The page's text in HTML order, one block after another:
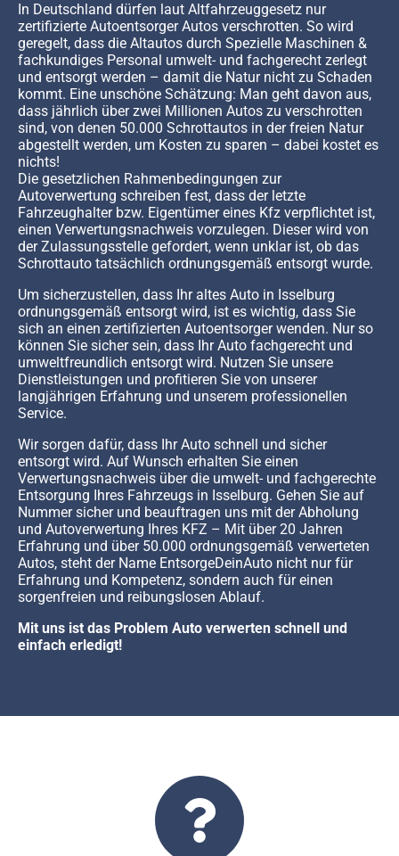
In Deutschland dürfen laut Altfahrzeuggesetz nur
zertifizierte Autoentsorger Autos verschrotten. So wird
geregelt, dass die Altautos durch Spezielle Maschinen &
fachkundiges Personal umwelt- und fachgerecht zerlegt
und entsorgt werden – damit die Natur nicht zu Schaden
kommt. Eine unschöne Schätzung: Man geht davon aus,
dass jährlich über zwei Millionen Autos zu verschrotten
sind, von denen 50.000 Schrottautos in der freien Natur
abgestellt werden, um Kosten zu sparen – dabei kostet es
nichts!
Die gesetzlichen Rahmenbedingungen zur
Autoverwertung schreiben fest, dass der letzte
Fahrzeughalter bzw. Eigentümer eines Kfz verpflichtet ist,
einen Verwertungsnachweis vorzulegen. Dieser wird von
der Zulassungsstelle gefordert, wenn unklar ist, ob das
Schrottauto tatsächlich ordnungsgemäß entsorgt wurde.
Um sicherzustellen, dass Ihr altes Auto in Isselburg
ordnungsgemäß entsorgt wird, ist es wichtig, dass Sie
sich an einen zertifizierten Autoentsorger wenden. Nur so
können Sie sicher sein, dass Ihr Auto fachgerecht und
umweltfreundlich entsorgt wird. Nutzen Sie unsere
Dienstleistungen und profitieren Sie von unserer
langjährigen Erfahrung und unserem professionellen
Service.
Wir sorgen dafür, dass Ihr Auto schnell und sicher
entsorgt wird. Auf Wunsch erhalten Sie einen
Verwertungsnachweis über die umwelt- und fachgerechte
Entsorgung Ihres Fahrzeugs in Isselburg. Gehen Sie auf
Nummer sicher und beauftragen uns mit der Abholung
und Autoverwertung Ihres KFZ – Mit über 20 Jahren
Erfahrung und über 50.000 ordnungsgemäß verwerteten
Autos, steht der Name EntsorgeDeinAuto nicht nur für
Erfahrung und Kompetenz, sondern auch für einen
sorgenfreien und reibungslosen Ablauf.
Mit uns ist das Problem Auto verwerten schnell und
einfach erledigt!